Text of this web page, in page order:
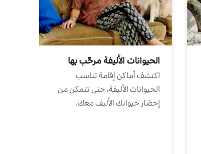
الحيوانات الأليفة مرحّب بها
اكتشف أماكن إقامة تناسب
الحيوانات الأليفة، حتى تتمكن من
إحضار حيوانك الأليف معك.